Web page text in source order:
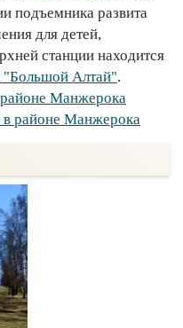
подъемника развита
для детей,
станции находится
"Большой Алтай".
Манжерока
в районе Манжерока